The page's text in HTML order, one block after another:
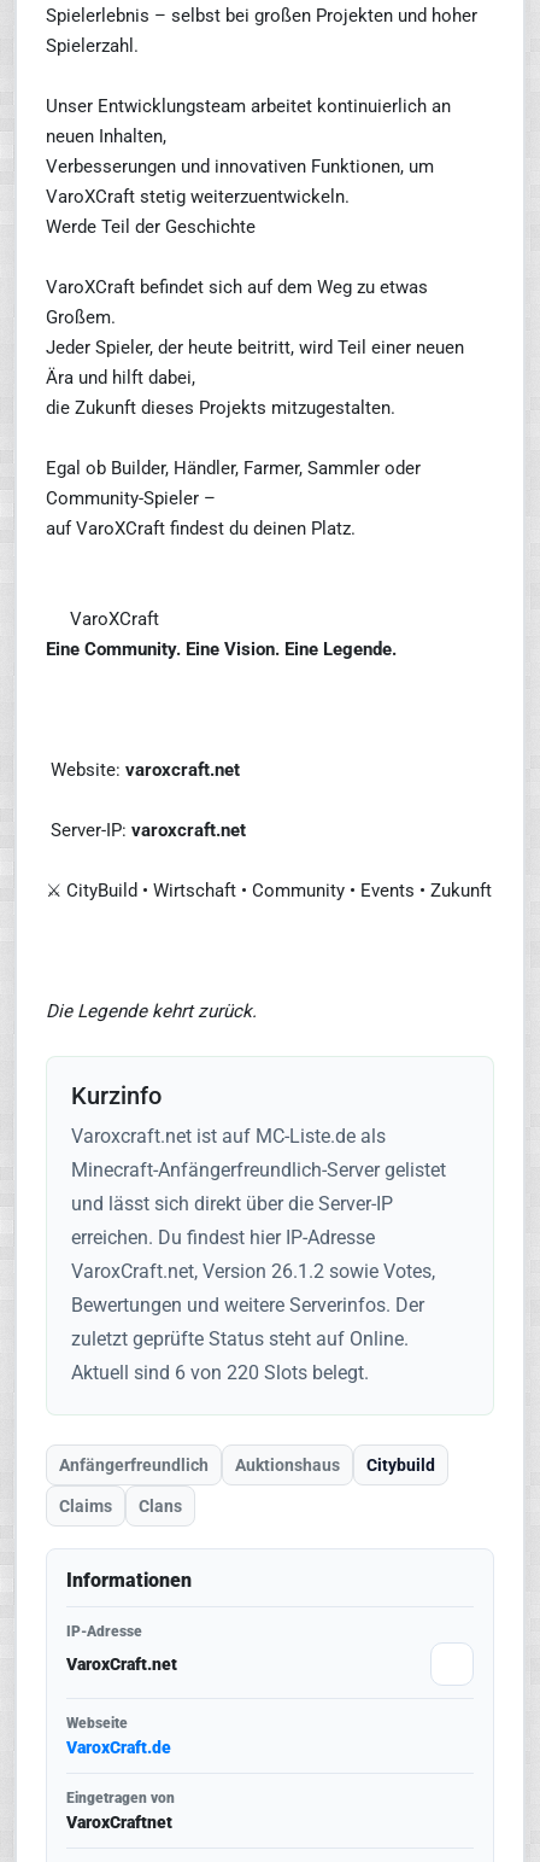
Spielerlebnis – selbst bei großen Projekten und hoher
Spielerzahl.
Unser Entwicklungsteam arbeitet kontinuierlich an
neuen Inhalten,
Verbesserungen und innovativen Funktionen, um
VaroXCraft stetig weiterzuentwickeln.
Werde Teil der Geschichte
VaroXCraft befindet sich auf dem Weg zu etwas
Großem.
Jeder Spieler, der heute beitritt, wird Teil einer neuen
Ära und hilft dabei,
die Zukunft dieses Projekts mitzugestalten.
Egal ob Builder, Händler, Farmer, Sammler oder
Community-Spieler –
auf VaroXCraft findest du deinen Platz.
VaroXCraft
Eine Community. Eine Vision. Eine Legende.
Website: varoxcraft.net
Server-IP: varoxcraft.net
⚔️ CityBuild • Wirtschaft • Community • Events • Zukunft
Die Legende kehrt zurück.
Kurzinfo
Varoxcraft.net ist auf MC-Liste.de als
Minecraft-Anfängerfreundlich-Server gelistet
und lässt sich direkt über die Server-IP
erreichen. Du findest hier IP-Adresse
VaroxCraft.net, Version 26.1.2 sowie Votes,
Bewertungen und weitere Serverinfos. Der
zuletzt geprüfte Status steht auf Online.
Aktuell sind 6 von 220 Slots belegt.
Anfängerfreundlich Auktionshaus Citybuild
Claims Clans
Informationen
IP-Adresse
VaroxCraft.net
Webseite
VaroxCraft.de
Eingetragen von
VaroxCraftnet